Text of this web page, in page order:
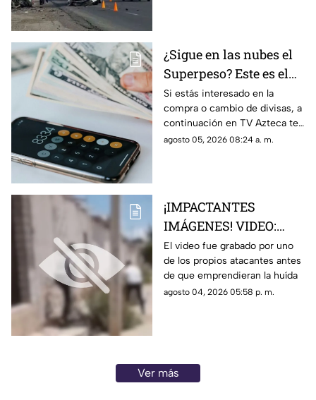
¿Sigue en las nubes el
Superpeso? Este es el
precio del dólar hoy
miércoles 5 de agosto
en Zacatecas
Si estás interesado en la
compra o cambio de divisas, a
continuación en TV Azteca te
informamos cuál es el precio
agosto 05, 2026 08:24 a. m.
¡IMPACTANTES
IMÁGENES! VIDEO:
Graban el momento
exacto en que hombres
armados disparan
contra un domicilio en
El video fue grabado por uno
de los propios atacantes antes
de que emprendieran la huída
agosto 04, 2026 05:58 p. m.
Ver más